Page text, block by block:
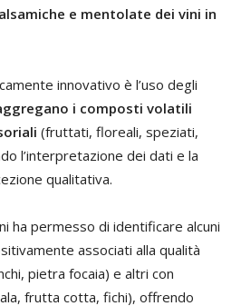
e mentolate dei vini in
innovativo è l’uso degli
i composti volatili
(fruttati, floreali, speziati,
l’interpretazione dei dati e la
qualitativa.
ha permesso di identificare alcuni
associati alla qualità
pietra focaia) e altri con
frutta cotta, fichi), offrendo